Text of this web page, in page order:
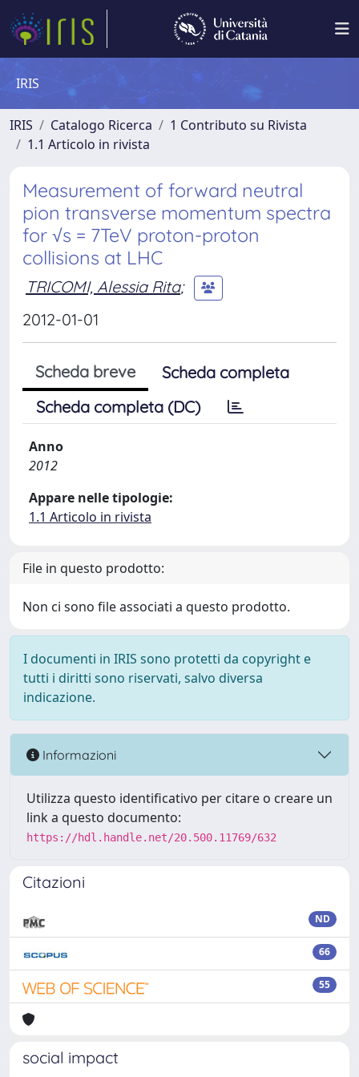
IRIS
IRIS Catalogo Ricerca
1 Contributo su Rivista
1.1 Articolo in rivista
Measurement of forward neutral
pion transverse momentum spectra
for √s = 7TeV proton-proton
collisions at LHC
TRICOMI, Alessia Rita;
2012-01-01
Scheda breve
Scheda completa
Scheda completa (DC)
Anno
2012
Appare nelle tipologie:
1.1 Articolo in rivista
File in questo prodotto:
Non ci sono file associati a questo prodotto.
I documenti in IRIS sono protetti da copyright e
tutti i diritti sono riservati, salvo diversa
indicazione.
Informazioni
Utilizza questo identificativo per citare o creare un
link a questo documento:
https://hdl.handle.net/20.500.11769/632
Citazioni
ND
66
55
social impact